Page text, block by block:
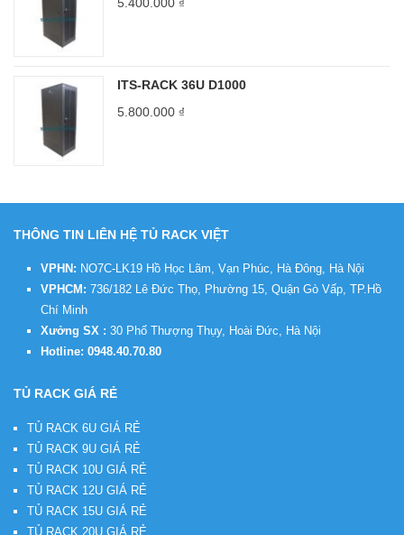
ITS-RACK 36U D1000
5.800.000 ₫
THÔNG TIN LIÊN HỆ TỦ RACK VIỆT
VPHN: NO7C-LK19 Hồ Học Lãm, Vạn Phúc, Hà Đông, Hà Nội
VPHCM: 736/182 Lê Đức Thọ, Phường 15, Quận Gò Vấp, TP.Hồ
Chí Minh
Xưởng SX : 30 Phố Thượng Thụy, Hoài Đức, Hà Nội
Hotline: 0948.40.70.80
TỦ RACK GIÁ RẺ
TỦ RACK 6U GIÁ RẺ
TỦ RACK 9U GIÁ RẺ
TỦ RACK 10U GIÁ RẺ
TỦ RACK 12U GIÁ RẺ
TỦ RACK 15U GIÁ RẺ
TỦ RACK 20U GIÁ RẺ